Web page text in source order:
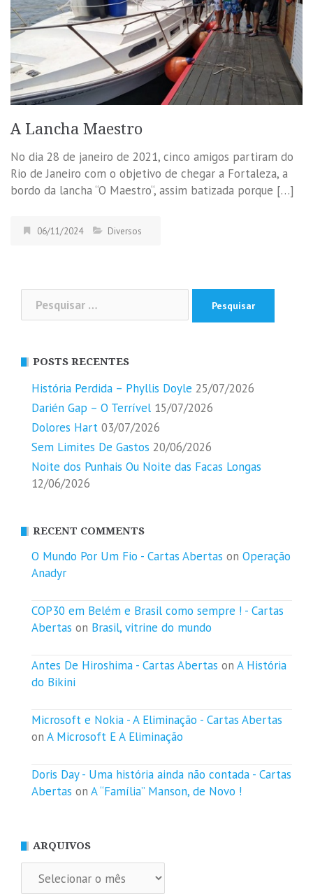
A Lancha Maestro
No dia 28 de janeiro de 2021, cinco amigos partiram do
Rio de Janeiro com o objetivo de chegar a Fortaleza, a
bordo da lancha “O Maestro“, assim batizada porque […]
06/11/2024 Diversos
por:
POSTS RECENTES
História Perdida – Phyllis Doyle 25/07/2026
Darién Gap – O Terrível 15/07/2026
Dolores Hart 03/07/2026
Sem Limites De Gastos 20/06/2026
Noite dos Punhais Ou Noite das Facas Longas
12/06/2026
RECENT COMMENTS
O Mundo Por Um Fio - Cartas Abertas on Operação
Anadyr
COP30 em Belém e Brasil como sempre ! - Cartas
Abertas on Brasil, vitrine do mundo
Antes De Hiroshima - Cartas Abertas on A História
do Bikini
Microsoft e Nokia - A Eliminação - Cartas Abertas
on A Microsoft E A Eliminação
Doris Day - Uma história ainda não contada - Cartas
Abertas on A “Família” Manson, de Novo !
ARQUIVOS